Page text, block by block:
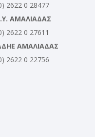
2622 0 28477
ΑΜΑΛΙΑΔΑΣ
2622 0 27611
ΑΜΑΛΙΑΔΑΣ
2622 0 22756